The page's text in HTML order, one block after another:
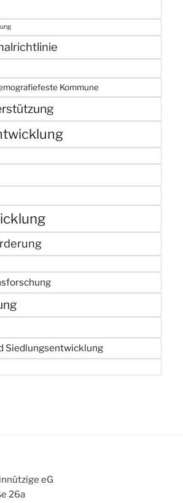
Kommune
Siedlungsentwicklung
eG
26a